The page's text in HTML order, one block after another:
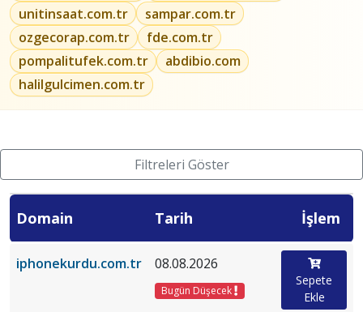
unitinsaat.com.tr
sampar.com.tr
ozgecorap.com.tr
fde.com.tr
pompalitufek.com.tr
abdibio.com
halilgulcimen.com.tr
Filtreleri Göster
Domain Tarih İşlem
iphonekurdu.com.tr 08.08.2026
Bugün Düşecek
Sepete
Ekle